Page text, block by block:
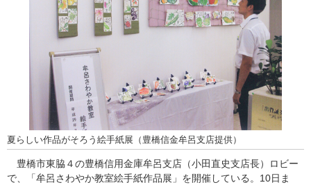
夏らしい作品がそろう絵手紙展（豊橋信金牟呂支店提供）
豊橋市東脇４の豊橋信用金庫牟呂支店（小田直史支店長）ロビー
で、「牟呂さわやか教室絵手紙作品展」を開催している。10日ま